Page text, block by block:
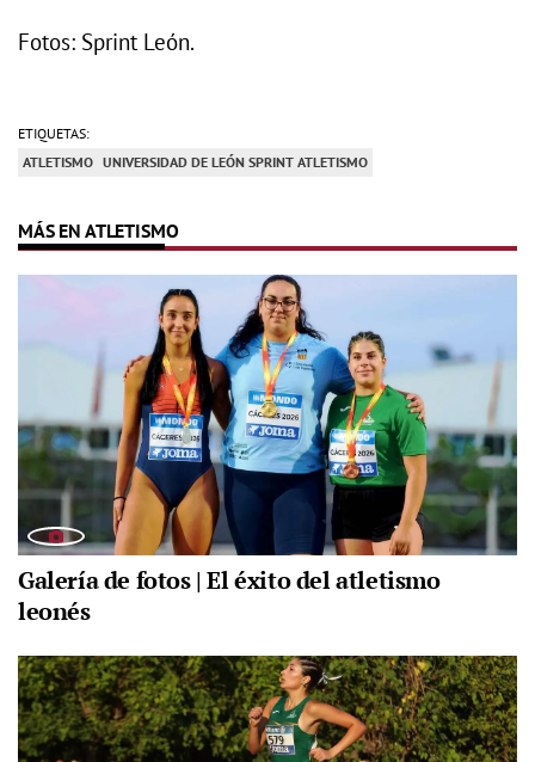
Fotos: Sprint León.
ETIQUETAS:
ATLETISMO UNIVERSIDAD DE LEÓN SPRINT ATLETISMO
MÁS EN ATLETISMO
Galería de fotos | El éxito del atletismo
leonés